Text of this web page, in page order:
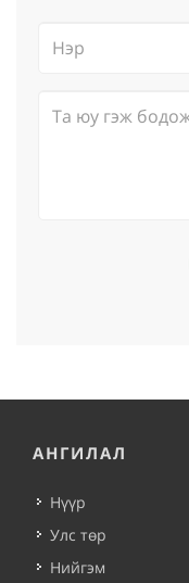
АНГИЛАЛ
Нүүр
Улс төр
Нийгэм